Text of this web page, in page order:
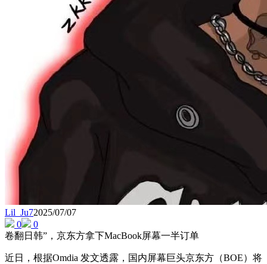
Lil_Ju72025/07/07
0
0
卷翻日韩”，京东方拿下MacBook屏幕一半订单
近日，根据Omdia 发文透露，国内屏幕巨头京东方（BOE）将